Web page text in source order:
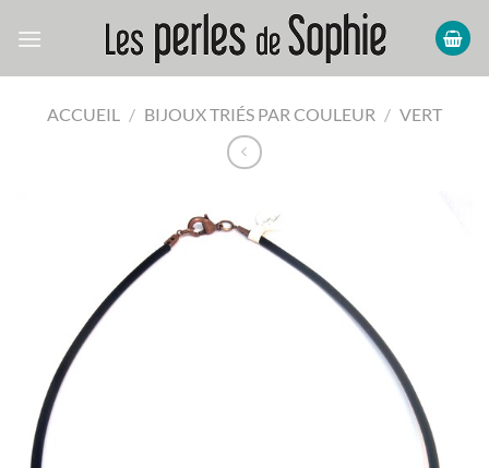
ACCUEIL / BIJOUX TRIÉS PAR COULEUR / VERT